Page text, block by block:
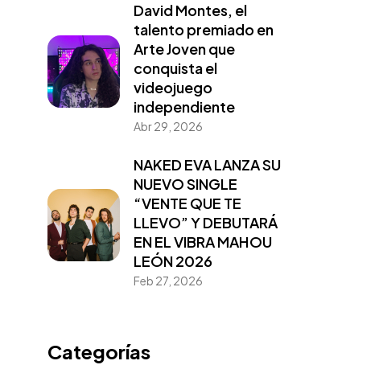
David Montes, el
talento premiado en
Arte Joven que
conquista el
videojuego
independiente
Abr 29, 2026
NAKED EVA LANZA SU
NUEVO SINGLE
“VENTE QUE TE
LLEVO” Y DEBUTARÁ
EN EL VIBRA MAHOU
LEÓN 2026
Feb 27, 2026
Categorías